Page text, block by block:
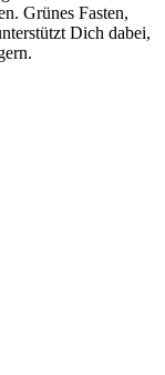
Grünes Fasten,
Dich dabei,